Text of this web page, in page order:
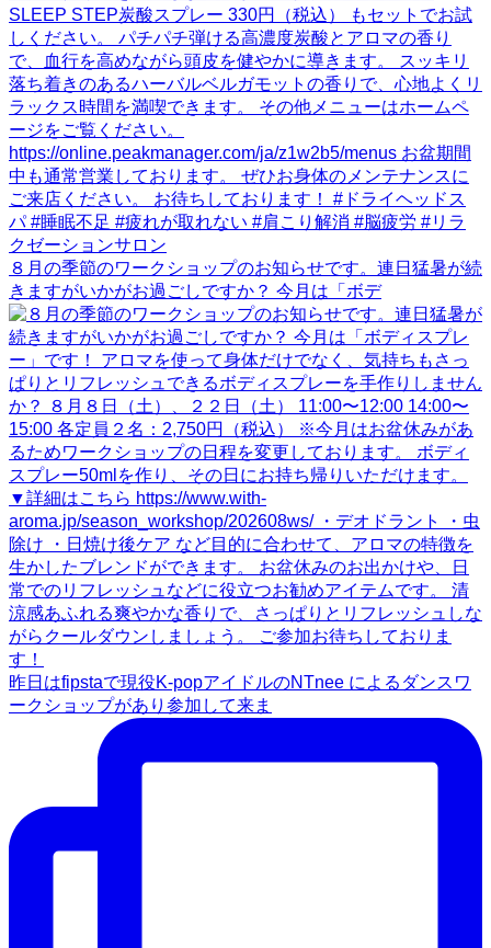
８月の季節のワークショップのお知らせです。連日猛暑が続
きますがいかがお過ごしですか？ 今月は「ボデ
昨日はfipstaで現役K-popアイドルのNTnee によるダンスワ
ークショップがあり参加して来ま